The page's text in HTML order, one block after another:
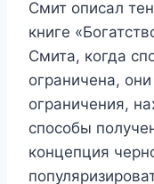
Смит описал
книге
Смита, когда
ограничена,
ограничения,
способы
концепция